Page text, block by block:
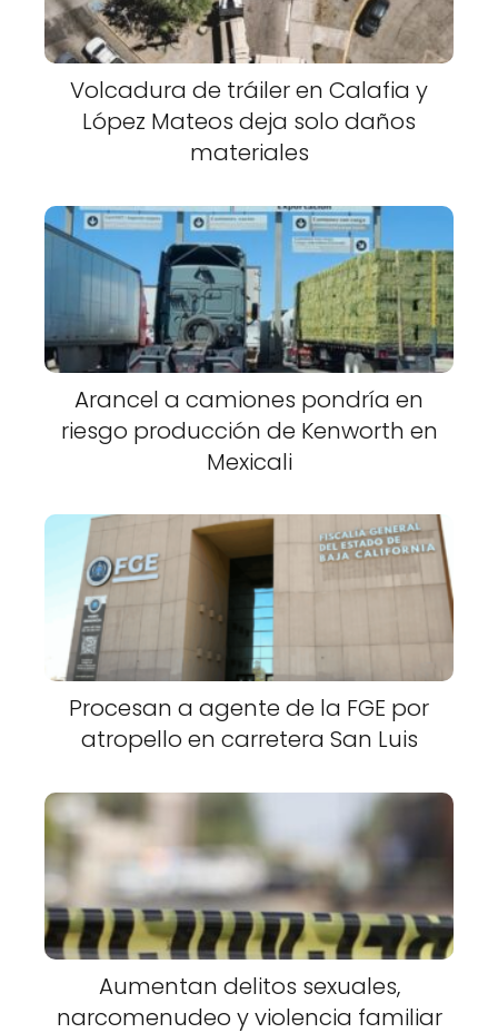
Volcadura de tráiler en Calafia y
López Mateos deja solo daños
materiales
Arancel a camiones pondría en
riesgo producción de Kenworth en
Mexicali
Procesan a agente de la FGE por
atropello en carretera San Luis
Aumentan delitos sexuales,
narcomenudeo y violencia familiar